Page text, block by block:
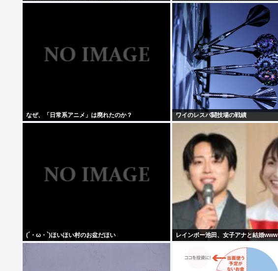
なぜ、「日常系アニメ」は廃れたのか？ ワイのレスバ闘技場の戦績
(´・ω・`)ほいほい村のお盆だほい レインボー池田、女子アナと結婚www